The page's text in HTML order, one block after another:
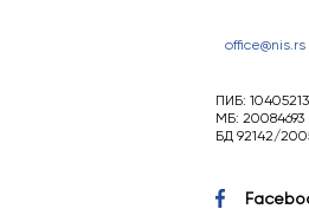
office@nis.rs
ПИБ:
МБ: 20084693
БД 92142/